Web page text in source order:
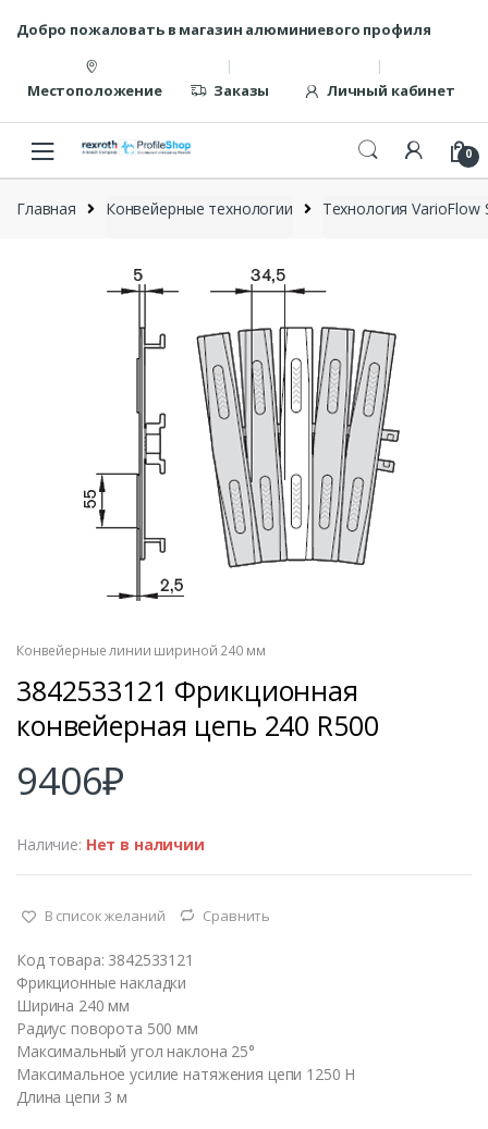
содержанию
Добро пожаловать в магазин алюминиевого профиля
Местоположение Заказы Личный кабинет
0
Главная Конвейерные технологии Технология VarioFlow
Конвейерные линии шириной 240 мм
3842533121 Фрикционная
конвейерная цепь 240 R500
9406₽
Наличие: Нет в наличии
В список желаний Сравнить
Код товара: 3842533121
Фрикционные накладки
Ширина 240 мм
Радиус поворота 500 мм
Максимальный угол наклона 25°
Максимальное усилие натяжения цепи 1250 Н
Длина цепи 3 м